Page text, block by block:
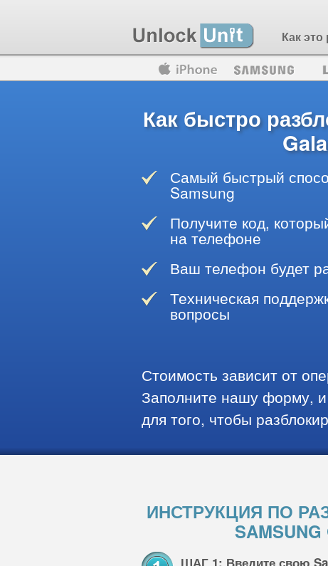
Как это
Blackberry
Как быстро
Самый быстрый
Samsung
Получите код,
на телефоне
Ваш телефон будет
Техническая
вопросы
Стоимость зависит от
Заполните нашу форму,
для того, чтобы
ИНСТРУКЦИЯ ПО
ШАГ 1: Введите свою